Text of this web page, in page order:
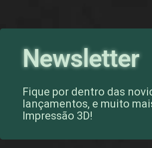
Newsletter
Fique por dentro das
lançamentos, e muito
Impressão 3D!